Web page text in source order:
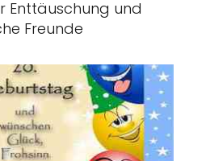
Enttäuschung und
Freunde